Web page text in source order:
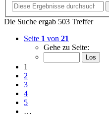
Die Suche ergab 503 Treffer
Seite 1 von 21
Gehe zu Seite:
1
2
3
4
5
…